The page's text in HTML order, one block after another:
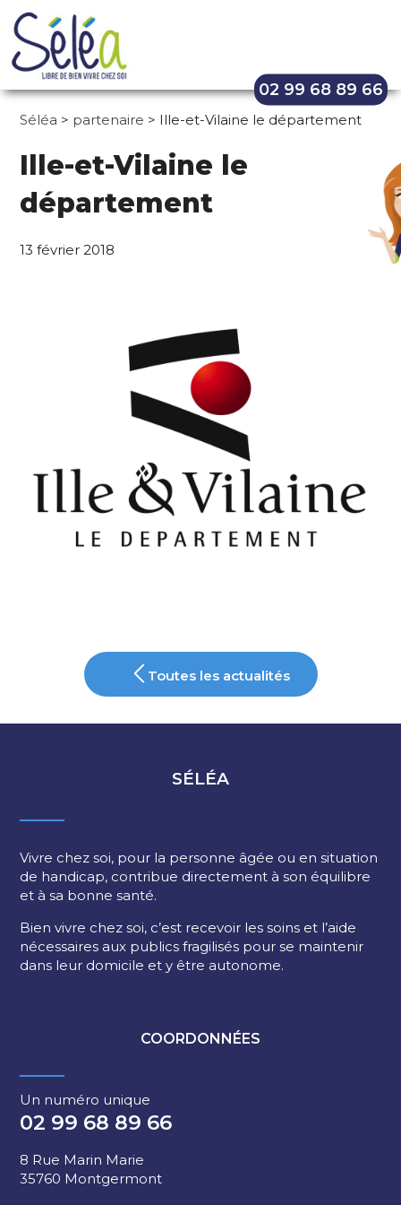
02 99 68 89 66
Séléa > partenaire > Ille-et-Vilaine le département
Ille-et-Vilaine le
département
13 février 2018
Toutes les actualités
SÉLÉA
Vivre chez soi, pour la personne âgée ou en situation
de handicap, contribue directement à son équilibre
et à sa bonne santé.
Bien vivre chez soi, c’est recevoir les soins et l’aide
nécessaires aux publics fragilisés pour se maintenir
dans leur domicile et y être autonome.
COORDONNÉES
Un numéro unique
02 99 68 89 66
8 Rue Marin Marie
35760 Montgermont